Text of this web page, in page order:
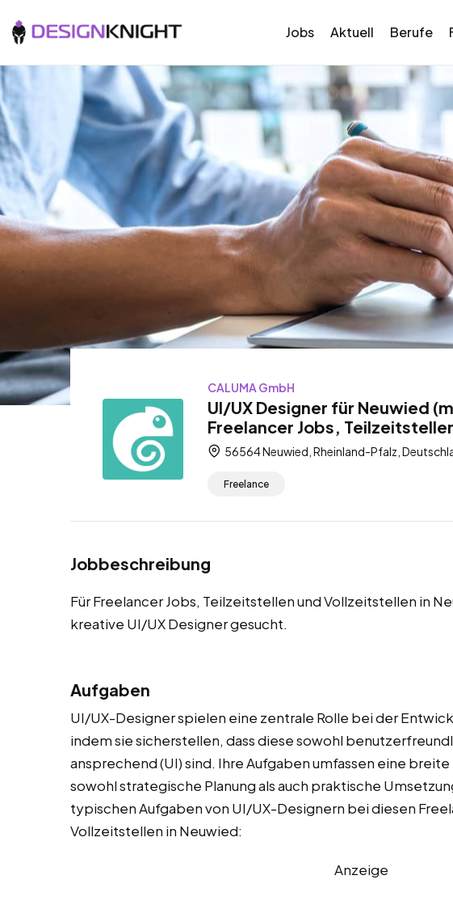
Jobs Aktuell Berufe
CALUMA GmbH
UI/UX Designer für Neuwied
Freelancer Jobs,
56564 Neuwied, Rheinland-Pfalz,
Freelance
Jobbeschreibung
Für Freelancer Jobs, Teilzeitstellen und Vollzeitstellen in
kreative UI/UX Designer gesucht.
Aufgaben
UI/UX-Designer spielen eine zentrale Rolle bei der
indem sie sicherstellen, dass diese sowohl
ansprechend (UI) sind. Ihre Aufgaben umfassen eine
sowohl strategische Planung als auch praktische
typischen Aufgaben von UI/UX-Designern bei diesen
Vollzeitstellen in Neuwied:
Anzeige